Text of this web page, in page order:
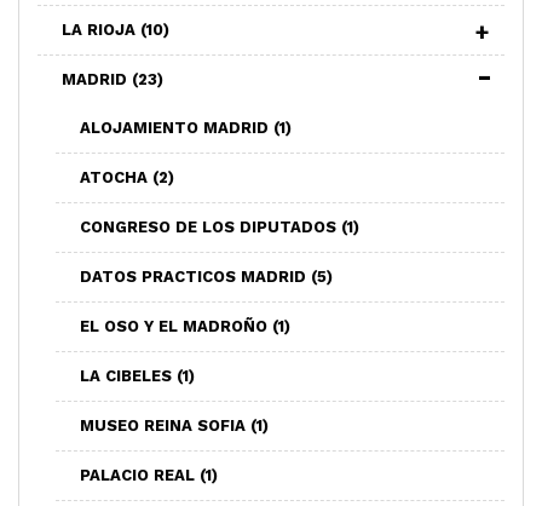
LA RIOJA (10)
MADRID (23)
ALOJAMIENTO MADRID (1)
ATOCHA (2)
CONGRESO DE LOS DIPUTADOS (1)
DATOS PRACTICOS MADRID (5)
EL OSO Y EL MADROÑO (1)
LA CIBELES (1)
MUSEO REINA SOFIA (1)
PALACIO REAL (1)